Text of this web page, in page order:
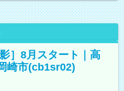
］8月スタート｜高
崎市(cb1sr02)